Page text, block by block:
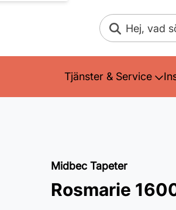
Sök
Tjänster & Service
Midbec Tapeter
Rosmarie